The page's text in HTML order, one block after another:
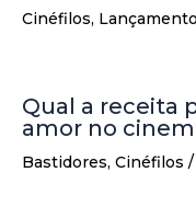
Cinéfilos,
Qual a receita
amor no
Bastidores, Cinéfilos /